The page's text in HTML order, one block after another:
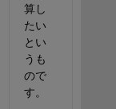
算し
たい
とい
うも
ので
す。